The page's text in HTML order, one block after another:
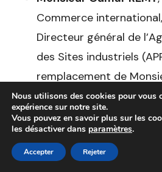
Commerce
Directeur général de
des Sites industriels
remplacement de
Lamine NDIAYE.
Au titre du Ministère de
supérieur, de la Recherche
Nous utilisons des cookies pour vous
expérience sur notre site.
Vous pouvez en savoir plus sur les
les désactiver dans paramètres.
Accepter Rejeter